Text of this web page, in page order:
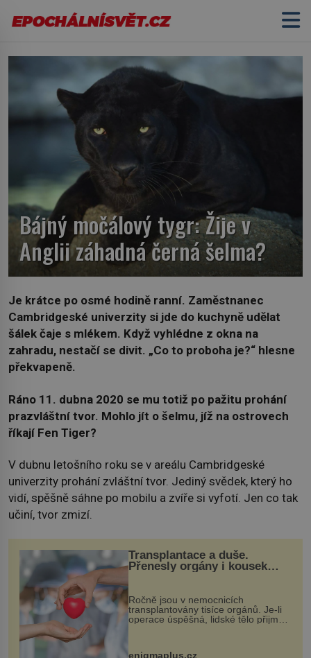
Bájný močálový tygr: Žije v
Anglii záhadná černá šelma?
Je krátce po osmé hodině ranní. Zaměstnanec
Cambridgeské univerzity si jde do kuchyně udělat
šálek čaje s mlékem. Když vyhlédne z okna na
zahradu, nestačí se divit. „Co to proboha je?“ hlesne
překvapeně.
Ráno 11. dubna 2020 se mu totiž po pažitu prohání
prazvláštní tvor. Mohlo jít o šelmu, jíž na ostrovech
říkají Fen Tiger?
V dubnu letošního roku se v areálu Cambridgeské
univerzity prohání zvláštní tvor. Jediný svědek, který ho
vidí, spěšně sáhne po mobilu a zvíře si vyfotí. Jen co tak
učiní, tvor zmizí.
Transplantace a duše.
Přenesly orgány i kousek
Ročně jsou v nemocnicích
transplantovány tisíce orgánů. Je-li
operace úspěšná, lidské tělo přijme
enigmaplus.cz